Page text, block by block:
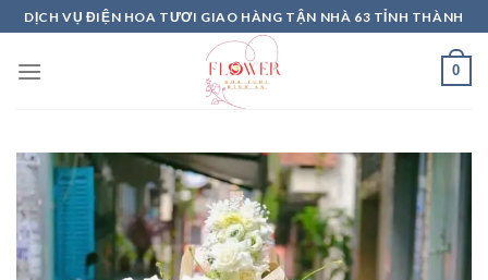
Skip
to
content
DỊCH VỤ ĐIỆN HOA TƯƠI GIAO HÀNG TẬN NHÀ 63 TỈNH THÀNH
0